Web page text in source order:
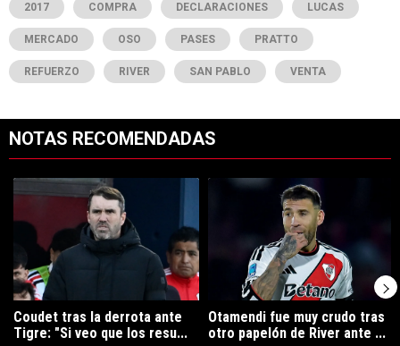
2017 COMPRA DECLARACIONES LUCAS
MERCADO OSO PASES PRATTO
REFUERZO RIVER SAN PABLO VENTA
NOTAS RECOMENDADAS
Un artículo de tendencia con el título "Coudet tras la derrota ante
Coudet tras la derrota ante
Tigre: "Si veo que los resu...
Un artículo de tendencia con el
Otamendi fue muy crudo tras
otro papelón de River ante ...